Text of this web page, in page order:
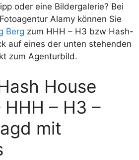
oder eine Bildergalerie? Bei
Alamy können Sie
Berg zum HHH – H3 bzw Hash-
auf eines der unten stehenden
zum Agenturbild.
House
– H3 –
mit